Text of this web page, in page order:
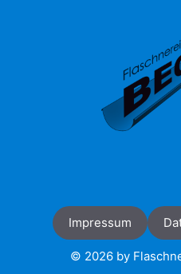
Impressum
© 2026 by